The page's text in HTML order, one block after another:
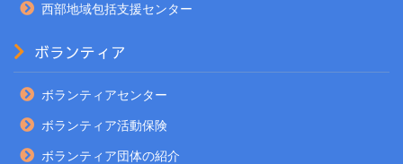
西部地域包括支援センター
ボランティア
ボランティアセンター
ボランティア活動保険
ボランティア団体の紹介